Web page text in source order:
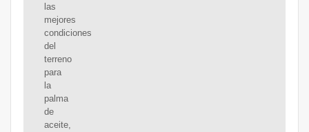
las
mejores
condiciones
del
terreno
para
la
palma
de
aceite,